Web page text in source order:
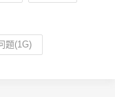
题(1G)